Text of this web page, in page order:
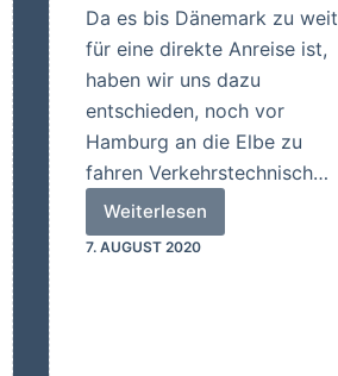
Da es bis Dänemark zu weit
für eine direkte Anreise ist,
haben wir uns dazu
entschieden, noch vor
Hamburg an die Elbe zu
fahren Verkehrstechnisch…
Weiterlesen
An
der
7. AUGUST 2020